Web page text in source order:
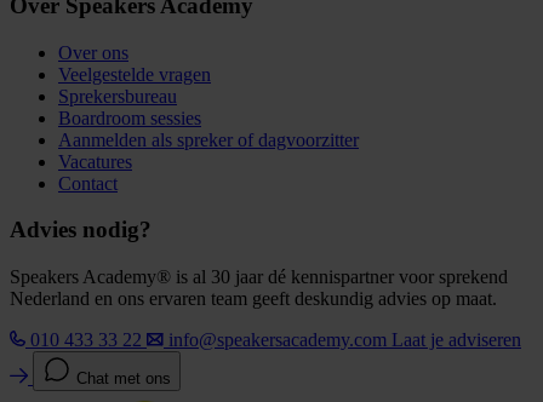
Over Speakers Academy
Over ons
Veelgestelde vragen
Sprekersbureau
Boardroom sessies
Aanmelden als spreker of dagvoorzitter
Vacatures
Contact
Advies nodig?
Speakers Academy® is al 30 jaar dé kennispartner voor sprekend
Nederland en ons ervaren team geeft deskundig advies op maat.
010 433 33 22
info@speakersacademy.com Laat je adviseren
Chat met ons